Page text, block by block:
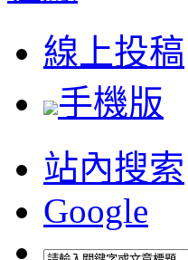
線上投稿
手機版
站內搜索
Google